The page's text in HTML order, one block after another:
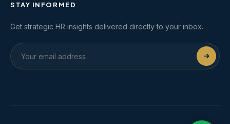
STAY INFORMED
Get strategic HR insights delivered directly to your inbox.